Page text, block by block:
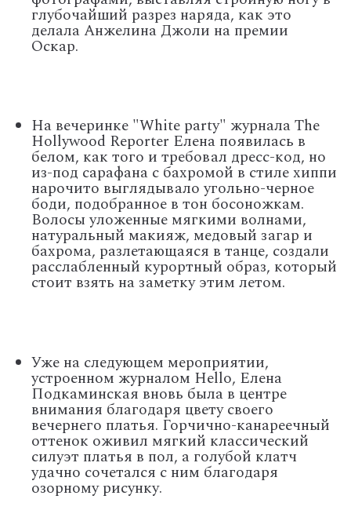
глубочайший разрез наряда, как это
делала Анжелина Джоли на премии
Оскар.
На вечеринке "White party" журнала The
Hollywood Reporter Елена появилась в
белом, как того и требовал дресс-код, но
из-под сарафана с бахромой в стиле хиппи
нарочито выглядывало угольно-черное
боди, подобранное в тон босоножкам.
Волосы уложенные мягкими волнами,
натуральный макияж, медовый загар и
бахрома, разлетающаяся в танце, создали
расслабленный курортный образ, который
стоит взять на заметку этим летом.
Уже на следующем мероприятии,
устроенном журналом Hello, Елена
Подкаминская вновь была в центре
внимания благодаря цвету своего
вечернего платья. Горчично-канареечный
оттенок оживил мягкий классический
силуэт платья в пол, а голубой клатч
удачно сочетался с ним благодаря
озорному рисунку.